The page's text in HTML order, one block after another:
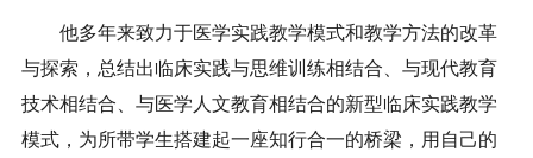
他多年来致力于医学实践教学模式和教学方法的改革
与探索，总结出临床实践与思维训练相结合、与现代教育
技术相结合、与医学人文教育相结合的新型临床实践教学
模式，为所带学生搭建起一座知行合一的桥梁，用自己的